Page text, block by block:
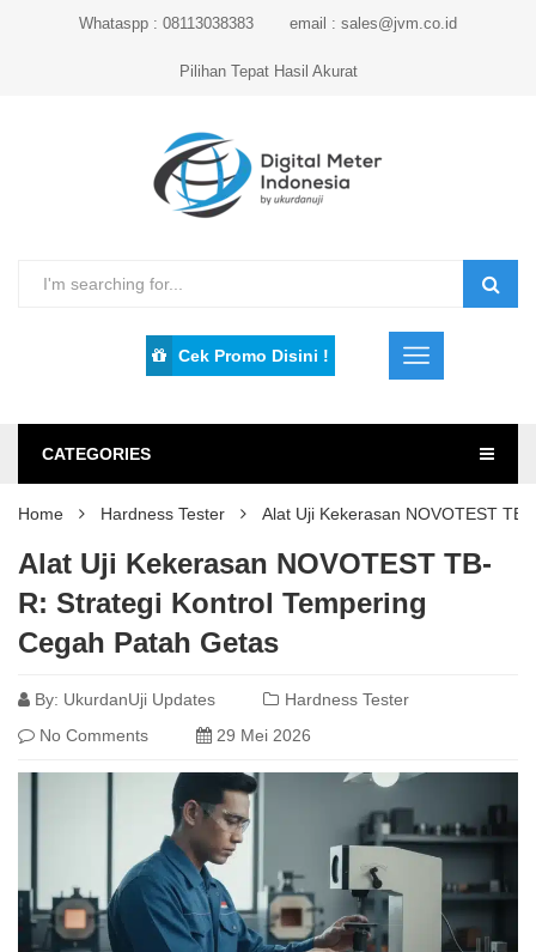
Whataspp : 08113038383 email : sales@jvm.co.id
Pilihan Tepat Hasil Akurat
Cek Promo Disini !
CATEGORIES
Home Hardness Tester Alat Uji Kekerasan NOVOTEST
Alat Uji Kekerasan NOVOTEST TB-
R: Strategi Kontrol Tempering
Cegah Patah Getas
By: UkurdanUji Updates
Hardness Tester
No Comments
29 Mei 2026